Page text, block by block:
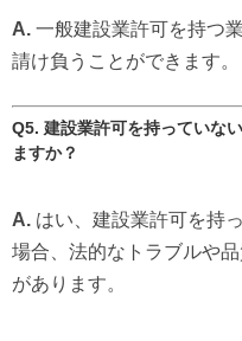
A. 一般建設業許可を持つ
請け負うことができます。
Q5. 建設業許可を持っていな
ますか？
A. はい、建設業許可を持
場合、法的なトラブルや
があります。